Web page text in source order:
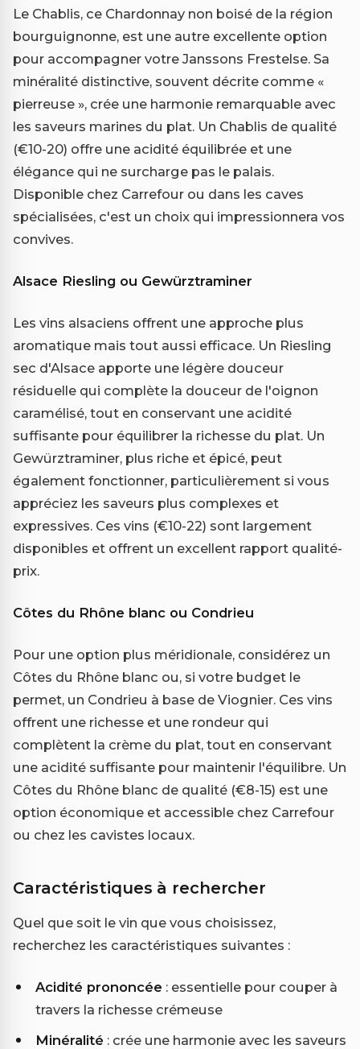
Le Chablis, ce Chardonnay non boisé de la région
bourguignonne, est une autre excellente option
pour accompagner votre Janssons Frestelse. Sa
minéralité distinctive, souvent décrite comme «
pierreuse », crée une harmonie remarquable avec
les saveurs marines du plat. Un Chablis de qualité
(€10-20) offre une acidité équilibrée et une
élégance qui ne surcharge pas le palais.
Disponible chez Carrefour ou dans les caves
spécialisées, c'est un choix qui impressionnera vos
convives.
Alsace Riesling ou Gewürztraminer
Les vins alsaciens offrent une approche plus
aromatique mais tout aussi efficace. Un Riesling
sec d'Alsace apporte une légère douceur
résiduelle qui complète la douceur de l'oignon
caramélisé, tout en conservant une acidité
suffisante pour équilibrer la richesse du plat. Un
Gewürztraminer, plus riche et épicé, peut
également fonctionner, particulièrement si vous
appréciez les saveurs plus complexes et
expressives. Ces vins (€10-22) sont largement
disponibles et offrent un excellent rapport qualité-
prix.
Côtes du Rhône blanc ou Condrieu
Pour une option plus méridionale, considérez un
Côtes du Rhône blanc ou, si votre budget le
permet, un Condrieu à base de Viognier. Ces vins
offrent une richesse et une rondeur qui
complètent la crème du plat, tout en conservant
une acidité suffisante pour maintenir l'équilibre. Un
Côtes du Rhône blanc de qualité (€8-15) est une
option économique et accessible chez Carrefour
ou chez les cavistes locaux.
Caractéristiques à rechercher
Quel que soit le vin que vous choisissez,
recherchez les caractéristiques suivantes :
Acidité prononcée : essentielle pour couper à
travers la richesse crémeuse
Minéralité : crée une harmonie avec les saveurs